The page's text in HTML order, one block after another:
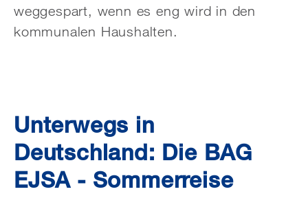
weggespart, wenn es eng wird in den
kommunalen Haushalten.
Unterwegs in
Deutschland: Die BAG
EJSA - Sommerreise